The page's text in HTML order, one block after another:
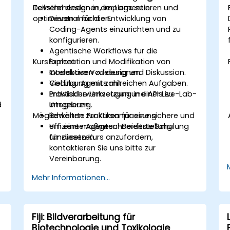
Devstral designen, implementieren und
optimieren möchten.
Teilnehmenden in der Lage sein:
Devstral für die Entwicklung von
Coding-Agents einzurichten und zu
konfigurieren.
Agentische Workflows für die
Exploration und Modifikation von
Codebasen zu designen.
Coding-Agents mit
Entwicklerwerkzeugen und APIs zu
integrieren.
Bewährte Praktiken für eine sichere und
effiziente Agenten-Bereitstellung
umzusetzen.
Kursformat
Interaktive Vorlesung und Diskussion.
Viel Übung mit zahlreichen Aufgaben.
Praktische Umsetzung in einer Live-Lab-
Umgebung.
Möglichkeiten zur Kursanpassung
Um eine maßgeschneiderte Schulung
für diesen Kurs anzufordern,
kontaktieren Sie uns bitte zur
Vereinbarung.
Mehr Informationen...
Fiji: Bildverarbeitung für